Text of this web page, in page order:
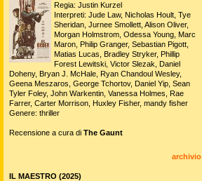
Regia: Justin Kurzel
Interpreti: Jude Law, Nicholas Hoult, Tye
Sheridan, Jurnee Smollett, Alison Oliver,
Morgan Holmstrom, Odessa Young, Marc
Maron, Philip Granger, Sebastian Pigott,
Matias Lucas, Bradley Stryker, Phillip
Forest Lewitski, Victor Slezak, Daniel
Doheny, Bryan J. McHale, Ryan Chandoul Wesley,
Geena Meszaros, George Tchortov, Daniel Yip, Sean
Tyler Foley, John Warkentin, Vanessa Holmes, Rae
Farrer, Carter Morrison, Huxley Fisher, mandy fisher
Genere: thriller
Recensione a cura di The Gaunt
archivio
IL MAESTRO (2025)